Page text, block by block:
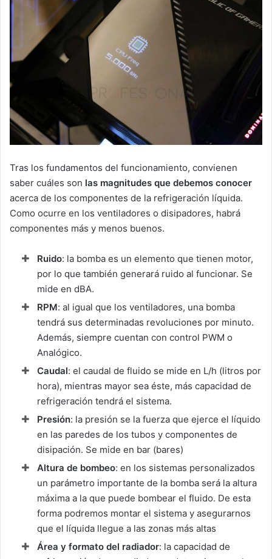
Tras los fundamentos del funcionamiento, convienen
saber cuáles son las magnitudes que debemos conocer
acerca de los componentes de la refrigeración líquida.
Como ocurre en los ventiladores o disipadores, habrá
componentes más y menos buenos.
Ruido: la bomba es un elemento que tienen motor,
por lo que también generará ruido al funcionar. Se
mide en dBA.
RPM: al igual que los ventiladores, una bomba
tendrá sus determinadas revoluciones por minuto.
Además, siempre cuentan con control PWM o
Analógico.
Caudal: el caudal de fluido se mide en L/h (litros por
hora), mientras mayor sea éste, más capacidad de
refrigeración tendrá el sistema.
Presión: la presión se la fuerza que ejerce el líquido
en las paredes de los tubos y componentes de
disipación. Se mide en bar (bares)
Altura de bombeo: en los sistemas personalizados
un parámetro importante de la bomba será la altura
máxima a la que puede bombear el fluido. De esta
forma podremos montar el sistema y asegurarnos
que el líquida llegue a las zonas más altas
Área y formato del radiador: la capacidad de